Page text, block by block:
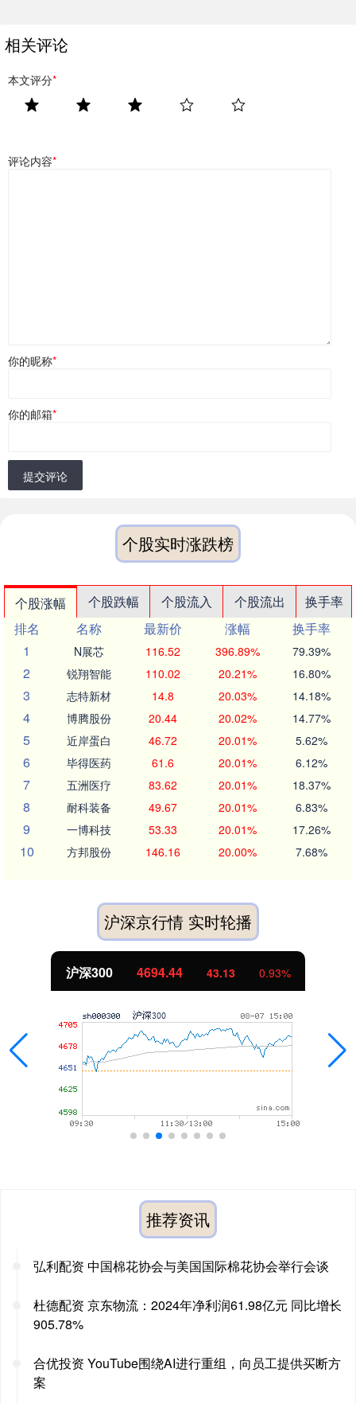
相关评论
本文评分*
评论内容*
你的昵称*
你的邮箱*
提交评论
个股实时涨跌榜
个股涨幅 个股跌幅 个股流入 个股流出
换手率
排名
名称 最新价 涨幅
换手率
1
N展芯 116.52 396.89% 79.39%
2 锐翔智能 110.02 20.21% 16.80%
3 志特新材 14.8 20.03% 14.18%
4 博腾股份 20.44 20.02% 14.77%
5 近岸蛋白 46.72 20.01% 5.62%
6 毕得医药 61.6 20.01% 6.12%
7 五洲医疗 83.62 20.01% 18.37%
8 耐科装备 49.67 20.01% 6.83%
9 一博科技 53.33 20.01% 17.26%
10 方邦股份 146.16 20.00% 7.68%
沪深京行情 实时轮播
沪深300 4694.44 43.13 0.93%
推荐资讯
弘利配资 中国棉花协会与美国国际棉花协会举行会谈
杜德配资 京东物流：2024年净利润61.98亿元 同比增长
905.78%
合优投资 YouTube围绕AI进行重组，向员工提供买断方
案